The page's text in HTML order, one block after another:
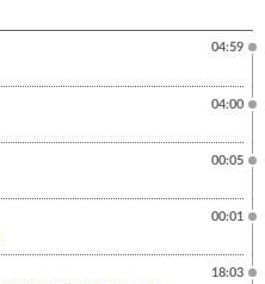
04:59
04:00
00:05
00:01
18:03